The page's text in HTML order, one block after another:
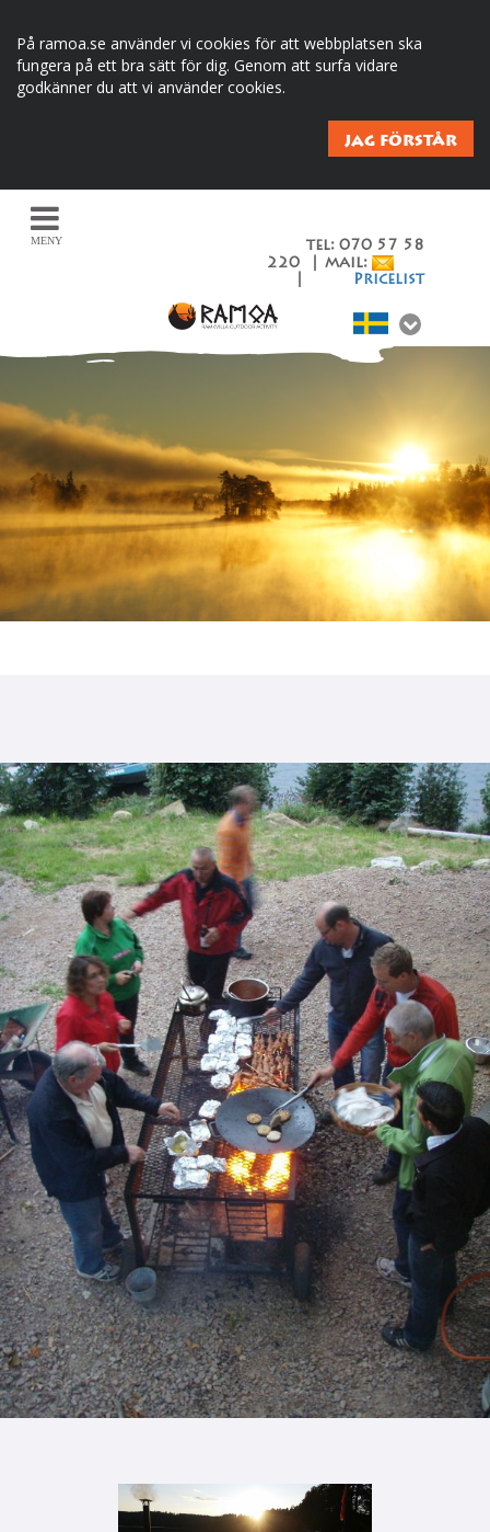
På ramoa.se använder vi cookies för att webbplatsen ska
fungera på ett bra sätt för dig. Genom att surfa vidare
godkänner du att vi använder cookies.
JAG FÖRSTÅR
tel: 070 57 58
220 | mail:
Pricelist
MENY